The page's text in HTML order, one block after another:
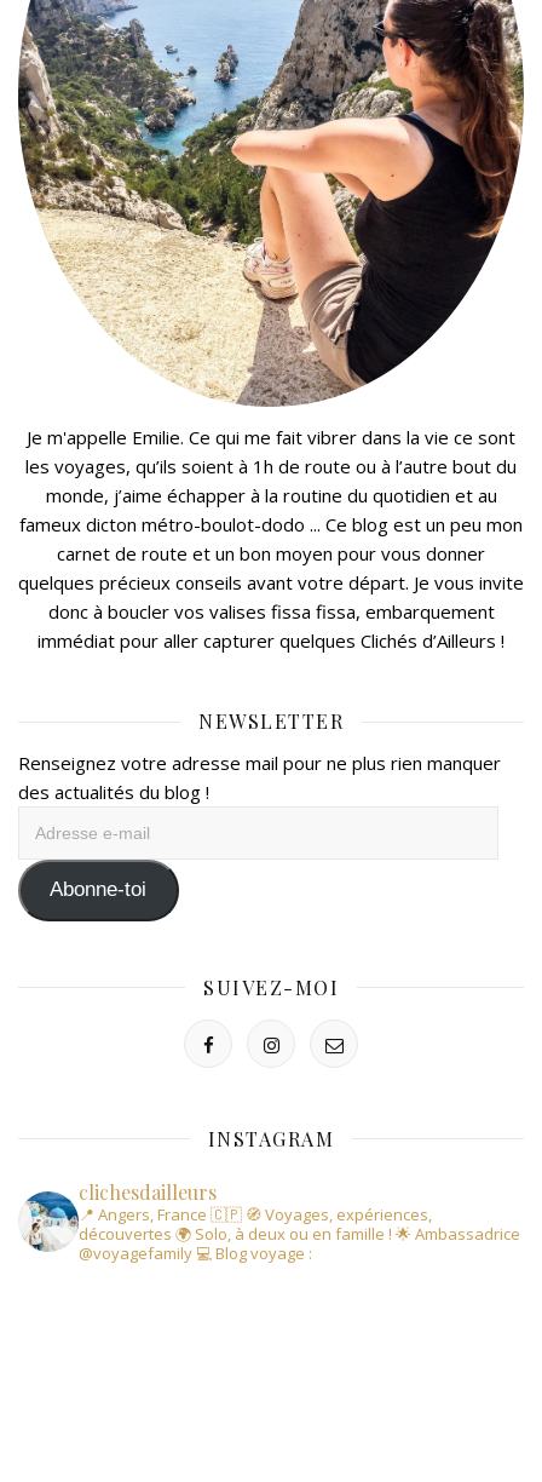
Je m'appelle Emilie. Ce qui me fait vibrer dans la vie ce sont
les voyages, qu’ils soient à 1h de route ou à l’autre bout du
monde, j’aime échapper à la routine du quotidien et au
fameux dicton métro-boulot-dodo ... Ce blog est un peu mon
carnet de route et un bon moyen pour vous donner
quelques précieux conseils avant votre départ. Je vous invite
donc à boucler vos valises fissa fissa, embarquement
immédiat pour aller capturer quelques Clichés d’Ailleurs !
NEWSLETTER
Renseignez votre adresse mail pour ne plus rien manquer
des actualités du blog !
mail Abonne-toi
SUIVEZ-MOI
INSTAGRAM
clichesdailleurs
📍 Angers, France 🇨🇵 🧭 Voyages, expériences,
découvertes 🌍 Solo, à deux ou en famille ! 🌟 Ambassadrice
@voyagefamily 💻 Blog voyage :